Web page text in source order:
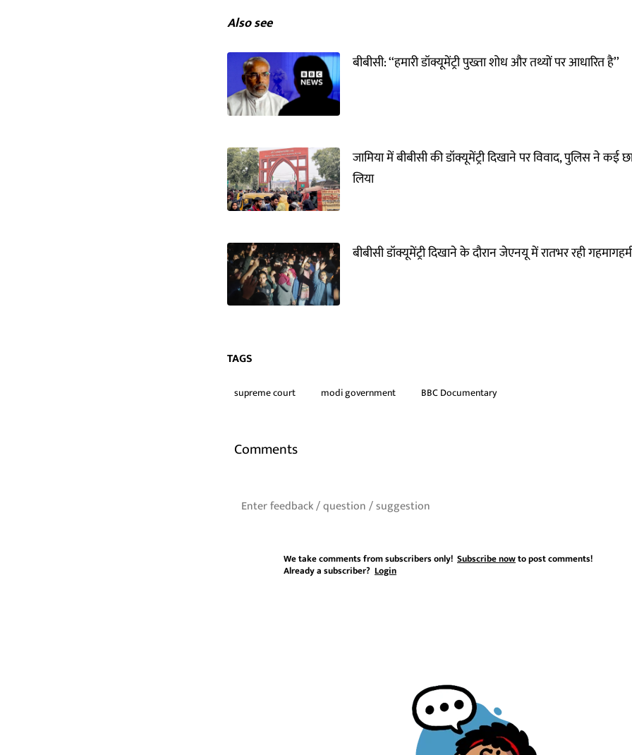
Also see
बीबीसी: ‘‘हमारी डॉक्यूमेंट्री पुख्ता शोध और तथ्यों पर आधारित है’’
जामिया में बीबीसी की डॉक्यूमेंट्री दिखाने पर विवाद, पुलिस ने कई
लिया
बीबीसी डॉक्यूमेंट्री दिखाने के दौरान जेएनयू में रातभर रही
TAGS
supreme court modi government BBC Documentary
Comments
We take comments from subscribers only! Subscribe nowto post comments!
Already a subscriber? Login